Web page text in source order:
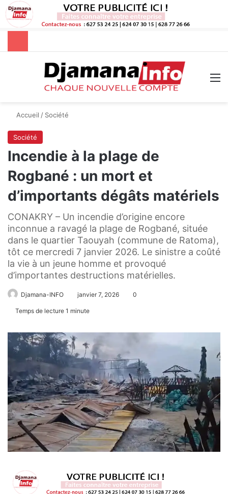
Rechercher
Accueil / Société
Société
Incendie à la plage de
Rogbané : un mort et
d’importants dégâts matériels
CONAKRY – Un incendie d’origine encore
inconnue a ravagé la plage de Rogbané, située
dans le quartier Taouyah (commune de Ratoma),
tôt ce mercredi 7 janvier 2026. Le sinistre a coûté
la vie à un jeune homme et provoqué
d’importantes destructions matérielles.
Djamana-INFO janvier 7, 2026 0
Temps de lecture 1 minute